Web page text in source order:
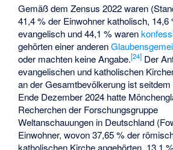
Gemäß demZensus 2022waren
41,4 % der Einwohner katholisch, 14,6
evangelisch und 44,1 % waren
gehörten einer anderen
oder machten keine Angabe.[24] Der
evangelischen und katholischen
an der Gesamtbevölkerung ist
Ende Dezember 2024 hatte
Recherchen der Forschungsgruppe
Weltanschauungen in Deutschland (
Einwohner, wovon 37,65 % der
katholischen Kirche angehörten, 13,1